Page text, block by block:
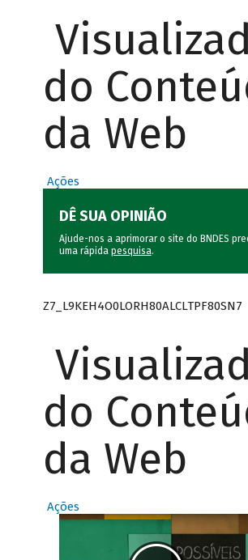
do
da Web
Ações
DÊ SUA OPINIÃO
Ajude-nos a aprimorar o site do BNDES
uma rápida pesquisa.
Z7_L9KEH4O0LORH80ALCLTPF80SN7
do
da Web
Ações